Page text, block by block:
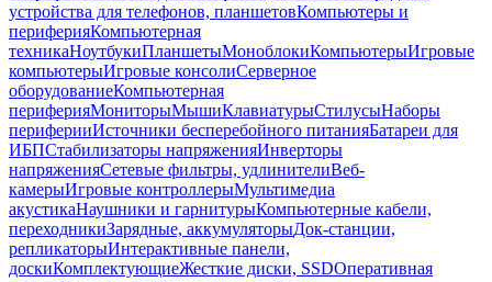
устройства для телефонов, планшетовКомпьютеры и
периферияКомпьютерная
техникаНоутбукиПланшетыМоноблокиКомпьютерыИгровые
компьютерыИгровые консолиСерверное
оборудованиеКомпьютерная
периферияМониторыМышиКлавиатурыСтилусыНаборы
периферииИсточники бесперебойного питанияБатареи для
ИБПСтабилизаторы напряженияИнверторы
напряженияСетевые фильтры, удлинителиВеб-
камерыИгровые контроллерыМультимедиа
акустикаНаушники и гарнитурыКомпьютерные кабели,
переходникиЗарядные, аккумуляторыДок-станции,
репликаторыИнтерактивные панели,
доскиКомплектующиеЖесткие диски, SSDОперативная